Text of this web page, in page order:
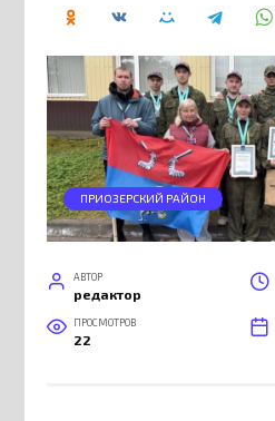
ПРИОЗЕРСКИЙ РАЙОН
АВТОР
редактор
ПРОСМОТРОВ
22